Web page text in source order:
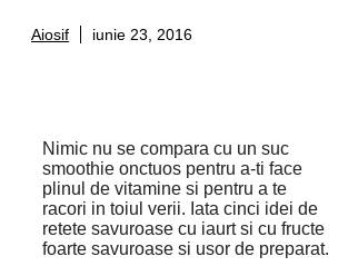
Aiosif iunie 23, 2016
Nimic nu se compara cu un suc
smoothie onctuos pentru a-ti face
plinul de vitamine si pentru a te
racori in toiul verii. Iata cinci idei de
retete savuroase cu iaurt si cu fructe
foarte savuroase si usor de preparat.